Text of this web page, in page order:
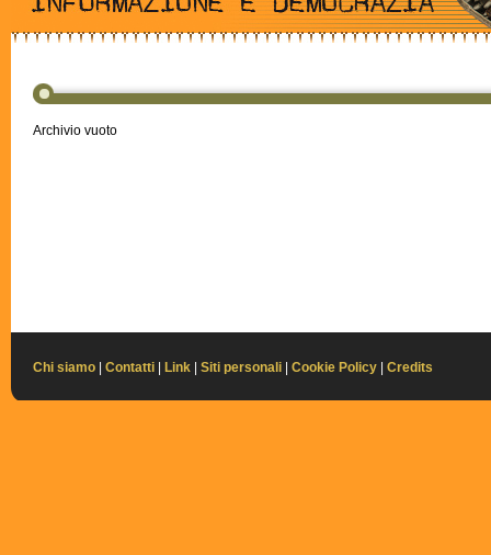
Archivio vuoto
Chi siamo Contatti Link Siti personali Cookie Policy Credits